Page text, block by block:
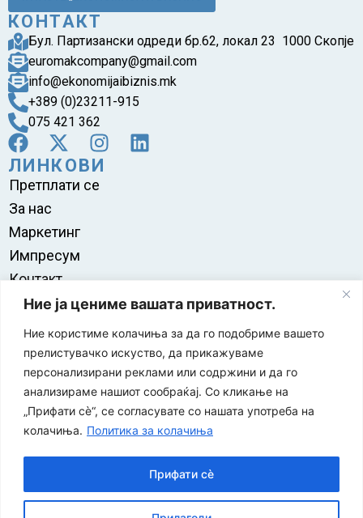
Ние ја цениме вашата приватност.
Ние користиме колачиња за да го подобриме вашето
прелистувачко искуство, да прикажуваме
персонализирани реклами или содржини и да го
анализираме нашиот сообраќај. Со кликање на
„Прифати сè“, се согласувате со нашата употреба на
колачиња. Политика за колачиња
Прифати сè
КОНТАКТ
Бул. Партизански одреди бр.62, локал 23 1000 Скопје
euromakcompany@gmail.com
info@ekonomijaibiznis.mk
+389 (0)23211-915
075 421 362
ЛИНКОВИ
Претплати се
За нас
Маркетинг
Импресум
Контакт
Правила на користење